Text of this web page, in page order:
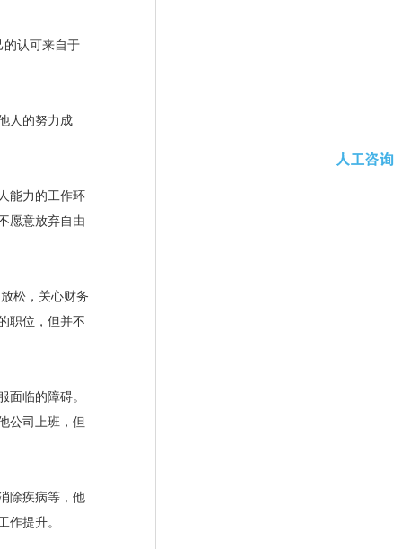
认可来自于
人的努力成
能力的工作环
愿意放弃自由
松，关心财务
职位，但并不
临的障碍。
公司上班，但
除疾病等，他
作提升。